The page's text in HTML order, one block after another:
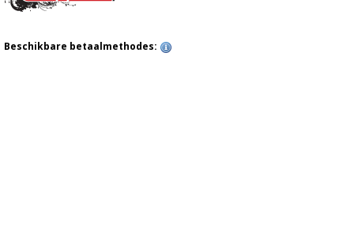
Beschikbare betaalmethodes: